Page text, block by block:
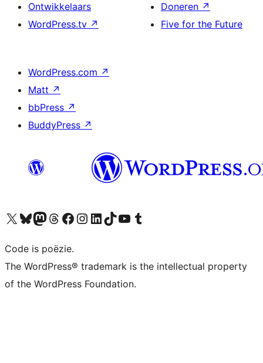
Ontwikkelaars
WordPress.tv ↗
Doneren ↗
Five for the Future
WordPress.com ↗
Matt ↗
bbPress ↗
BuddyPress ↗
Bezoek ons X (voorheen Twitter) account
Bezoek ons Bluesky account
Bezoek ons Mastodon account
Bezoek ons Threads account
Onze Facebook pagina bezoeken
Bezoek ons Instagram account
Bezoek ons LinkedIn account
Bezoek ons TikTok account
Bezoek ons YouTube kanaalBezoek ons Tumblr account
Code is poëzie.
The WordPress® trademark is the intellectual property
of the WordPress Foundation.